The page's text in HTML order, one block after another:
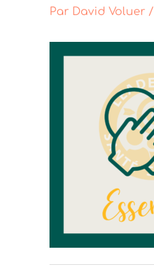
Par David Voluer /